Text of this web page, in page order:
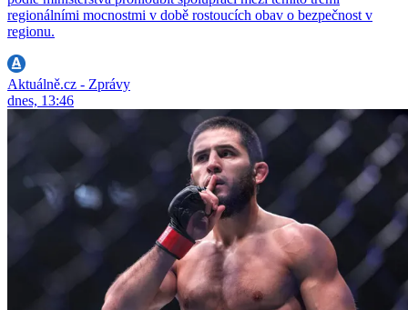
regionálními mocnostmi v době rostoucích obav o bezpečnost v
regionu.
Aktuálně.cz - Zprávy
dnes, 13:46